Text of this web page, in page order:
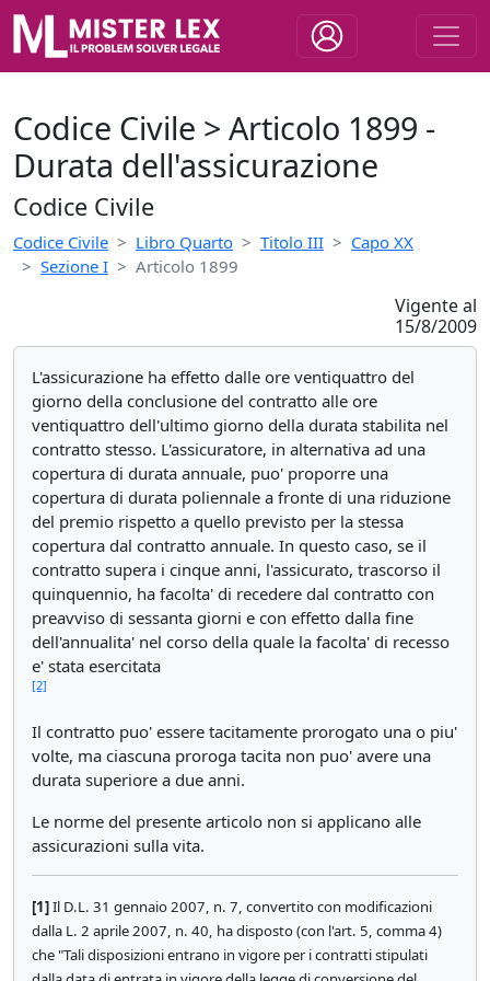
Codice Civile > Articolo 1899 -
Durata dell'assicurazione
Codice Civile
Codice Civile Libro Quarto Titolo III
Capo XX
Sezione I
Articolo 1899
Vigente al
15/8/2009
L'assicurazione ha effetto dalle ore ventiquattro del
giorno della conclusione del contratto alle ore
ventiquattro dell'ultimo giorno della durata stabilita nel
contratto stesso. L'assicuratore, in alternativa ad una
copertura di durata annuale, puo' proporre una
copertura di durata poliennale a fronte di una riduzione
del premio rispetto a quello previsto per la stessa
copertura dal contratto annuale. In questo caso, se il
contratto supera i cinque anni, l'assicurato, trascorso il
quinquennio, ha facolta' di recedere dal contratto con
preavviso di sessanta giorni e con effetto dalla fine
dell'annualita' nel corso della quale la facolta' di recesso
e' stata esercitata
[2]
Il contratto puo' essere tacitamente prorogato una o piu'
volte, ma ciascuna proroga tacita non puo' avere una
durata superiore a due anni.
Le norme del presente articolo non si applicano alle
assicurazioni sulla vita.
[1]Il D.L. 31 gennaio 2007, n. 7, convertito con modificazioni
dalla L. 2 aprile 2007, n. 40, ha disposto (con l'art. 5, comma 4)
che "Tali disposizioni entrano in vigore per i contratti stipulati